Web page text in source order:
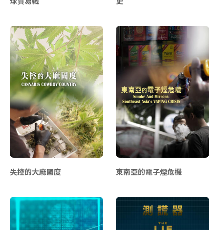
失控的大麻國度 東南亞的電子煙危機